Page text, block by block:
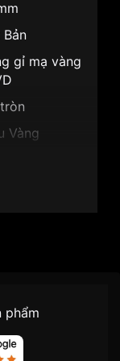
Bản
gỉ mạ vàng
Vàng
Phút, Giây
tiện lợi –
phẩm